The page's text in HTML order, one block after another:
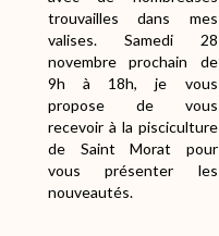
trouvailles dans mes
valises. Samedi 28
novembre prochain de
9h à 18h, je vous
propose de vous
recevoir à la pisciculture
de Saint Morat pour
vous présenter les
nouveautés.